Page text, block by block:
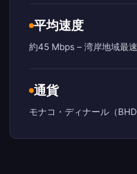
平均速度
約45 Mbps – 湾岸地域最
通貨
モナコ・ディナール（BHD